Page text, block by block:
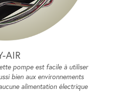
AIR
pompe est facile à utiliser
bien aux environnements
alimentation électrique